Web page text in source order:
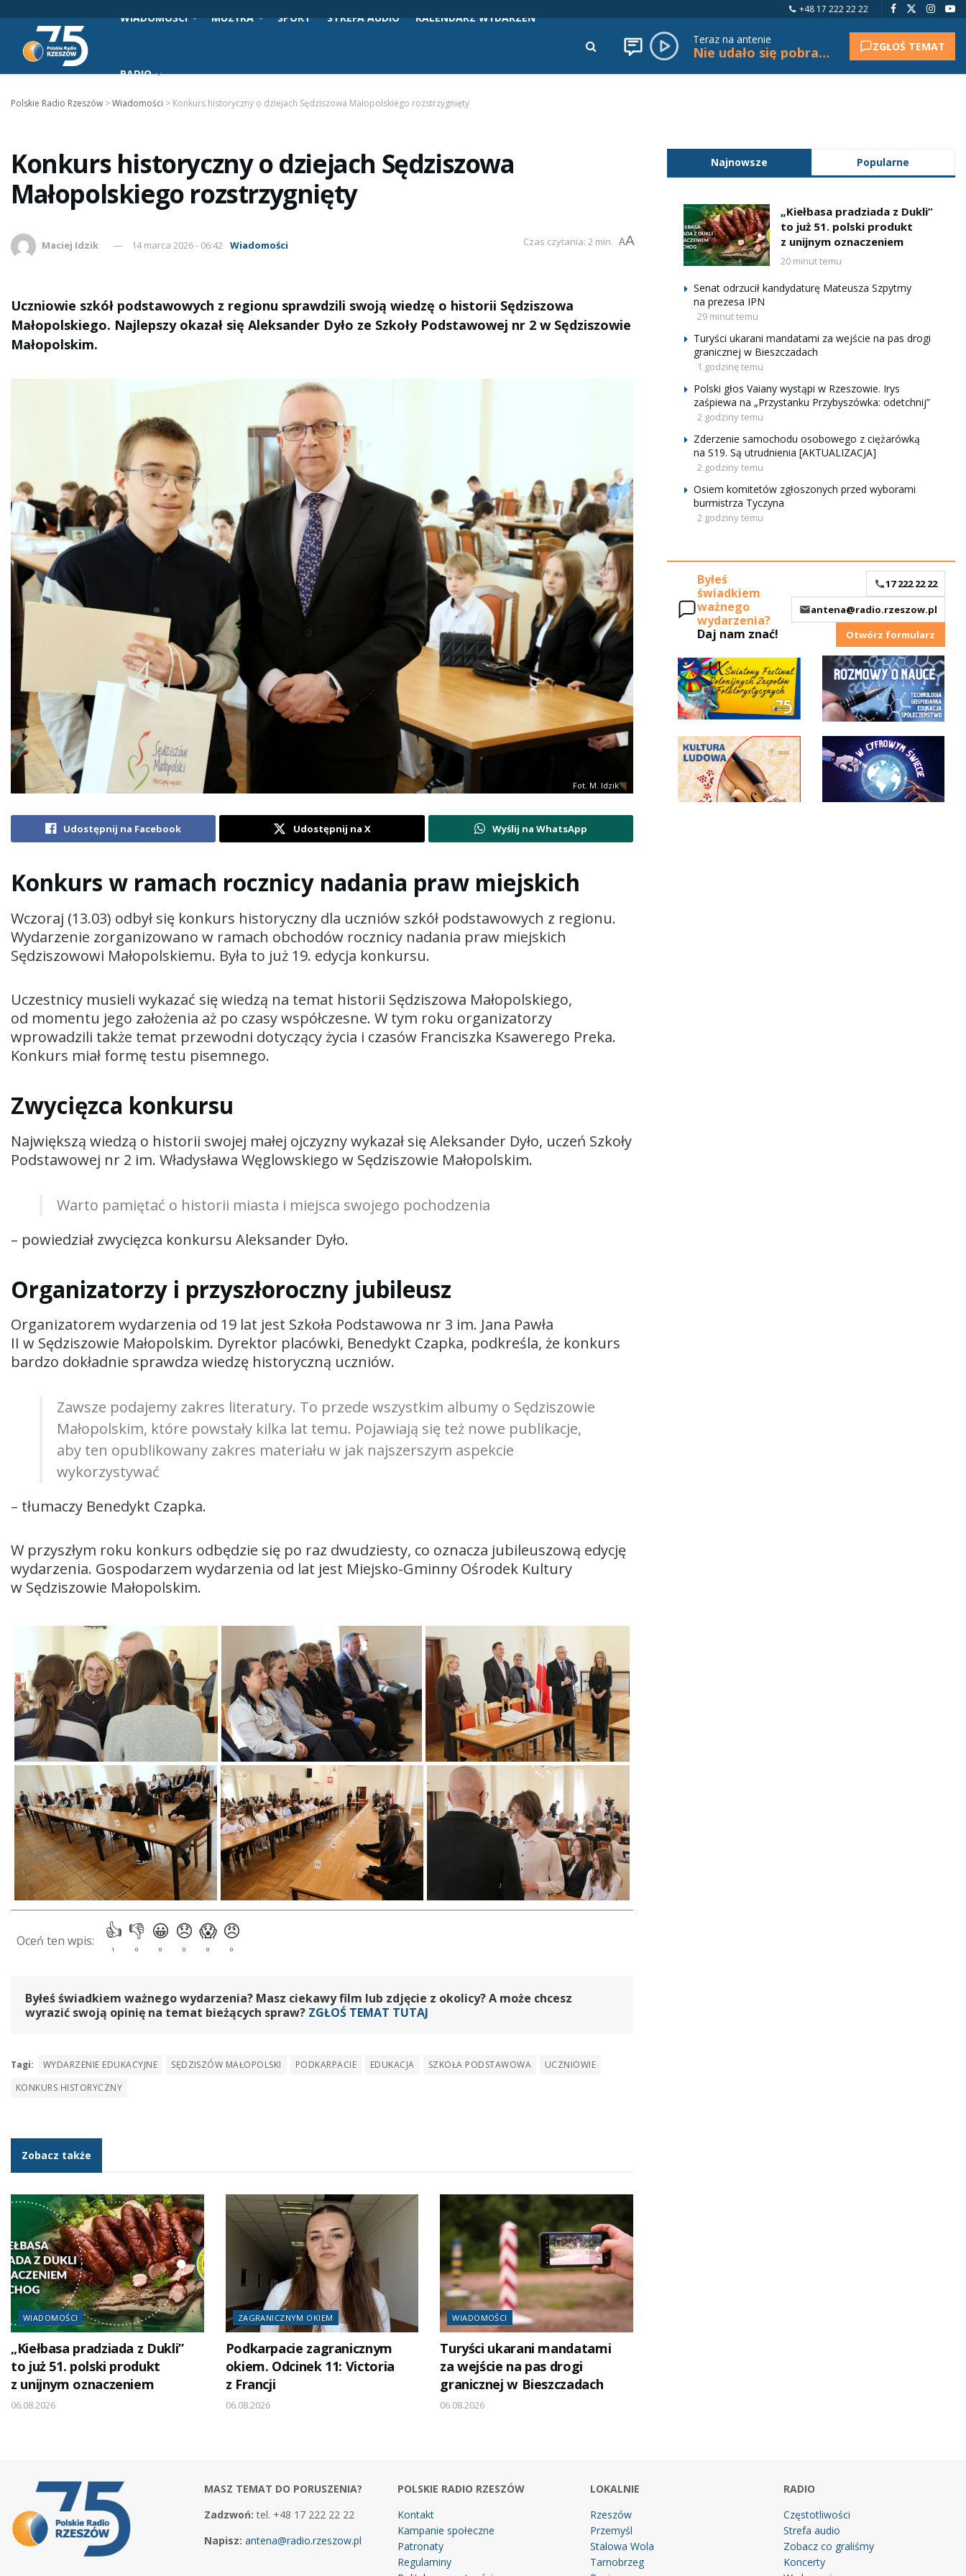
+48 17 222 22 22
WIADOMOŚCI MUZYKA SPORT STREFA AUDIO KALENDARZ WYDARZEŃ
RADIO
Teraz na antenie
Nie udało się pobrać tytułu. ZGŁOŚ TEMAT
Polskie Radio Rzeszów >Wiadomości > Konkurs historyczny o dziejach Sędziszowa Małopolskiego rozstrzygnięty
Konkurs historyczny o dziejach Sędziszowa
Małopolskiego rozstrzygnięty
Maciej Idzik 14 marca 2026 - 06:42 Wiadomości Czas czytania: 2 min. AA
Uczniowie szkół podstawowych z regionu sprawdzili swoją wiedzę o historii Sędziszowa
Małopolskiego. Najlepszy okazał się Aleksander Dyło ze Szkoły Podstawowej nr 2 w Sędziszowie
Małopolskim.
Fot. M. Idzik
Udostępnij na Facebook Udostępnij na X Wyślij na WhatsApp
Konkurs w ramach rocznicy nadania praw miejskich
Wczoraj (13.03) odbył się konkurs historyczny dla uczniów szkół podstawowych z regionu.
Wydarzenie zorganizowano w ramach obchodów rocznicy nadania praw miejskich
Sędziszowowi Małopolskiemu. Była to już 19. edycja konkursu.
Uczestnicy musieli wykazać się wiedzą na temat historii Sędziszowa Małopolskiego,
od momentu jego założenia aż po czasy współczesne. W tym roku organizatorzy
wprowadzili także temat przewodni dotyczący życia i czasów Franciszka Ksawerego Preka.
Konkurs miał formę testu pisemnego.
Zwycięzca konkursu
Największą wiedzą o historii swojej małej ojczyzny wykazał się Aleksander Dyło, uczeń Szkoły
Podstawowej nr 2 im. Władysława Węglowskiego w Sędziszowie Małopolskim.
Warto pamiętać o historii miasta i miejsca swojego pochodzenia
– powiedział zwycięzca konkursu Aleksander Dyło.
Organizatorzy i przyszłoroczny jubileusz
Organizatorem wydarzenia od 19 lat jest Szkoła Podstawowa nr 3 im. Jana Pawła
II w Sędziszowie Małopolskim. Dyrektor placówki, Benedykt Czapka, podkreśla, że konkurs
bardzo dokładnie sprawdza wiedzę historyczną uczniów.
Zawsze podajemy zakres literatury. To przede wszystkim albumy o Sędziszowie
Małopolskim, które powstały kilka lat temu. Pojawiają się też nowe publikacje,
aby ten opublikowany zakres materiału w jak najszerszym aspekcie
wykorzystywać
– tłumaczy Benedykt Czapka.
W przyszłym roku konkurs odbędzie się po raz dwudziesty, co oznacza jubileuszową edycję
wydarzenia. Gospodarzem wydarzenia od lat jest Miejsko-Gminny Ośrodek Kultury
w Sędziszowie Małopolskim.
Byłeś świadkiem ważnego wydarzenia? Masz ciekawy film lub zdjęcie z okolicy? A może chcesz
wyrazić swoją opinię na temat bieżących spraw? ZGŁOŚ TEMAT TUTAJ
Tagi: WYDARZENIE EDUKACYJNE SĘDZISZÓW MAŁOPOLSKI PODKARPACIE EDUKACJA SZKOŁA PODSTAWOWA
UCZNIOWIE
KONKURS HISTORYCZNY
Zobacz także
WIADOMOŚCI
„Kiełbasa pradziada z Dukli”
to już 51. polski produkt
z unijnym oznaczeniem
06.08.2026
ZAGRANICZNYM OKIEM
Podkarpacie zagranicznym
okiem. Odcinek 11: Victoria
z Francji
06.08.2026
WIADOMOŚCI
Turyści ukarani mandatami
za wejście na pas drogi
granicznej w Bieszczadach
06.08.2026
Najnowsze Popularne
„Kiełbasa pradziada z Dukli”
to już 51. polski produkt
z unijnym oznaczeniem
20 minut temu
Senat odrzucił kandydaturę Mateusza Szpytmy
na prezesa IPN
29 minut temu
Turyści ukarani mandatami za wejście na pas drogi
granicznej w Bieszczadach
1 godzinę temu
Polski głos Vaiany wystąpi w Rzeszowie. Irys
zaśpiewa na „Przystanku Przybyszówka: odetchnij”
2 godziny temu
Zderzenie samochodu osobowego z ciężarówką
na S19. Są utrudnienia [AKTUALIZACJA]
2 godziny temu
Osiem komitetów zgłoszonych przed wyborami
burmistrza Tyczyna
2 godziny temu
Byłeś
świadkiem
ważnego
wydarzenia?
Daj nam znać!
17 222 22 22
antena@radio.rzeszow.pl
Otwórz formularz
MASZ TEMAT DO PORUSZENIA?
Zadzwoń: tel. +48 17 222 22 22
Napisz: antena@radio.rzeszow.pl
POLSKIE RADIO RZESZÓW
Kontakt
Kampanie społeczne
Patronaty
Regulaminy
LOKALNIE
Rzeszów
Przemyśl
Stalowa Wola
Tarnobrzeg
RADIO
Częstotliwości
Strefa audio
Zobacz co graliśmy
Koncerty